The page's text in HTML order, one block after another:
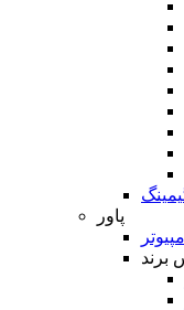
پاور
برند